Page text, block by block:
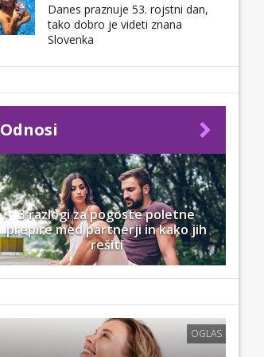
Danes praznuje 53. rojstni dan,
tako dobro je videti znana
Slovenka
Odnosi
3 razlogi za pogoste poletne
prepire med partnerji in kako jih
rešiti
OGLAS